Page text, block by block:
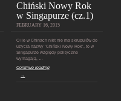
Chiński Nowy Rok
w Singapurze (cz.1)
FEBRUARY 16, 2015
O ile w Chinach nikt nie ma skrupułów do
użycia nazwy ‘Chiński Nowy Rok’, to w
Singapurze względy polityczne
wymagają, …
Continue reading
→